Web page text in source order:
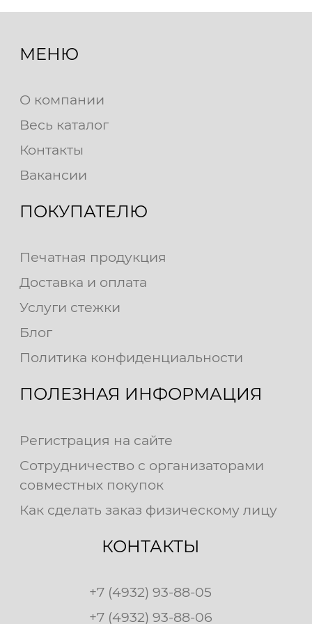
МЕНЮ
О компании
Весь каталог
Контакты
Вакансии
ПОКУПАТЕЛЮ
Печатная продукция
Доставка и оплата
Услуги стежки
Блог
Политика конфиденциальности
ПОЛЕЗНАЯ ИНФОРМАЦИЯ
Регистрация на сайте
Сотрудничество с организаторами
совместных покупок
Как сделать заказ физическому лицу
КОНТАКТЫ
+7 (4932) 93-88-05
+7 (4932) 93-88-06